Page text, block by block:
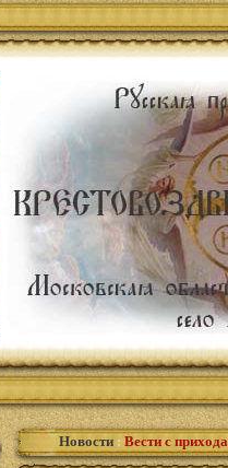
Новости : Вести с